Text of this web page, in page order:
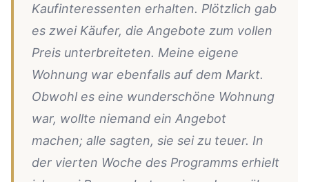
Kaufinteressenten erhalten. Plötzlich gab
es zwei Käufer, die Angebote zum vollen
Preis unterbreiteten. Meine eigene
Wohnung war ebenfalls auf dem Markt.
Obwohl es eine wunderschöne Wohnung
war, wollte niemand ein Angebot
machen; alle sagten, sie sei zu teuer. In
der vierten Woche des Programms erhielt